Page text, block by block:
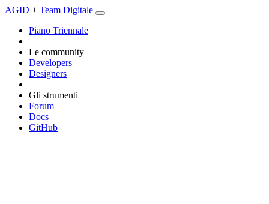
AGID + Team Digitale
Piano Triennale
Le community
Developers
Designers
Gli strumenti
Forum
Docs
GitHub